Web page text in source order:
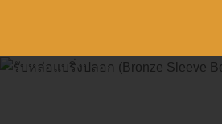
เนื้อหา